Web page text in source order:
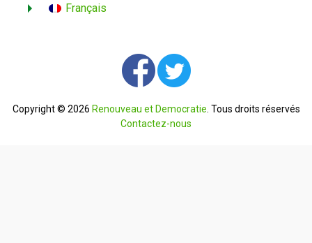
Français
Copyright © 2026 Renouveau et Democratie. Tous droits réservés
Contactez-nous